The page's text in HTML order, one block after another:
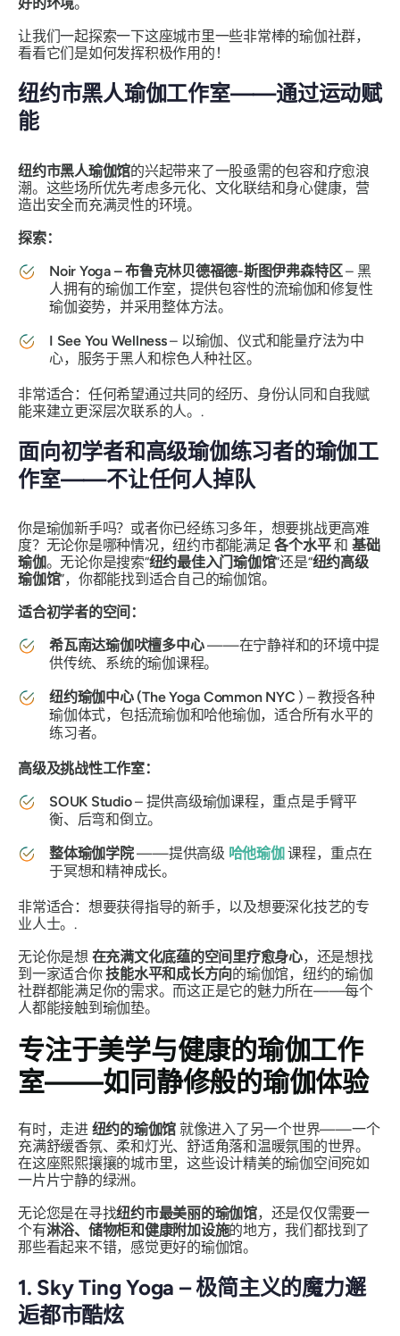
让我们一起探索一下这座城市里一些非常棒的瑜伽社群，
看看它们是如何发挥积极作用的！
纽约市黑人瑜伽工作室——通过运动赋
能
纽约市黑人瑜伽馆的兴起带来了一股亟需的包容和疗愈浪
潮。这些场所优先考虑多元化、文化联结和身心健康，营
造出安全而充满灵性的环境。
探索：
Noir Yoga – 布鲁克林贝德福德-斯图伊弗森特区– 黑
人拥有的瑜伽工作室，提供包容性的流瑜伽和修复性
瑜伽姿势，并采用整体方法。
I See You Wellness– 以瑜伽、仪式和能量疗法为中
心，服务于黑人和棕色人种社区。
非常适合：任何希望通过共同的经历、身份认同和自我赋
能来建立更深层次联系的人。.
面向初学者和高级瑜伽练习者的瑜伽工
作室——不让任何人掉队
你是瑜伽新手吗？或者你已经练习多年，想要挑战更高难
度？无论你是哪种情况，纽约市都能满足各个水平和 基础
瑜伽。无论你是搜索“纽约最佳入门瑜伽馆”还是“纽约高级
瑜伽馆”，你都能找到适合自己的瑜伽馆。
适合初学者的空间：
希瓦南达瑜伽吠檀多中心——在宁静祥和的环境中提
供传统、系统的瑜伽课程。
纽约瑜伽中心 (The Yoga Common NYC ) – 教授各种
瑜伽体式，包括流瑜伽和哈他瑜伽，适合所有水平的
练习者。
高级及挑战性工作室：
SOUK Studio– 提供高级瑜伽课程，重点是手臂平
衡、后弯和倒立。
整体瑜伽学院——提供高级 哈他瑜伽课程，重点在
于冥想和精神成长。
非常适合：想要获得指导的新手，以及想要深化技艺的专
业人士。.
无论你是想 在充满文化底蕴的空间里疗愈身心，还是想找
到一家适合你技能水平和成长方向的瑜伽馆，纽约的瑜伽
社群都能满足你的需求。而这正是它的魅力所在——每个
人都能接触到瑜伽垫。
专注于美学与健康的瑜伽工作
室——如同静修般的瑜伽体验
有时，走进 纽约的瑜伽馆 就像进入了另一个世界——一个
充满舒缓香氛、柔和灯光、舒适角落和温暖氛围的世界。
在这座熙熙攘攘的城市里，这些设计精美的瑜伽空间宛如
一片片宁静的绿洲。
无论您是在寻找纽约市最美丽的瑜伽馆，还是仅仅需要一
个有淋浴、储物柜和健​​康附加设施的地方，我们都找到了
那些看起来不错，感觉更好的瑜伽馆。
1. Sky Ting Yoga – 极简主义的魔力邂
逅都市酷炫